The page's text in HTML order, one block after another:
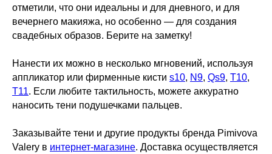
отметили, что они идеальны и для дневного, и для
вечернего макияжа, но особенно — для создания
свадебных образов. Берите на заметку!
Нанести их можно в несколько мгновений, используя
аппликатор или фирменные кисти s10, N9, Qs9, T10,
Т11. Если любите тактильность, можете аккуратно
наносить тени подушечками пальцев.
Заказывайте тени и другие продукты бренда Pimivova
Valery в интернет-магазине. Доставка осуществляется